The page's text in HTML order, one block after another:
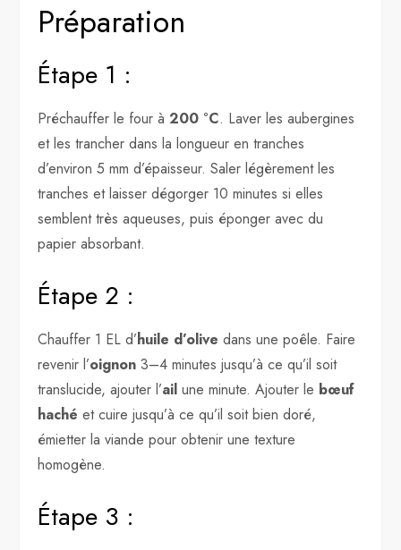
Préparation
Étape 1 :
Préchauffer le four à200 °C. Laver les aubergines
et les trancher dans la longueur en tranches
d’environ 5 mm d’épaisseur. Saler légèrement les
tranches et laisser dégorger 10 minutes si elles
semblent très aqueuses, puis éponger avec du
papier absorbant.
Étape 2 :
Chauffer 1 EL d’huile d’olive dans une poêle. Faire
revenir l’oignon 3–4 minutes jusqu’à ce qu’il soit
translucide, ajouter l’ail une minute. Ajouter le bœuf
haché et cuire jusqu’à ce qu’il soit bien doré,
émietter la viande pour obtenir une texture
homogène.
Étape 3 :